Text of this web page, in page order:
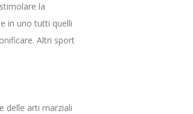
la
in uno tutti quelli
Altri sport
delle arti marziali